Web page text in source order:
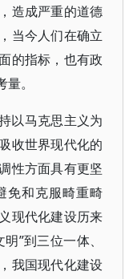
造成严重的道德
当今人们在确立
的指标，也有政
。
以马克思主义为
收世界现代化的
性方面具有更坚
免和克服畸重畸
现代化建设历来
”到三位一体、
我国现代化建设